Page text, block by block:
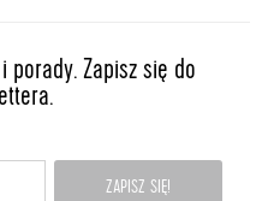
porady. Zapisz się do